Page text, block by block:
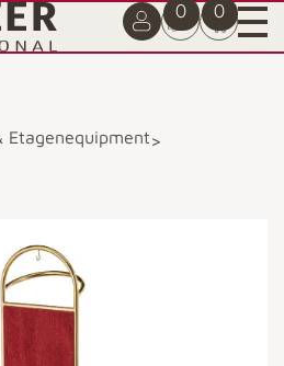
0 0
Etagenequipment>